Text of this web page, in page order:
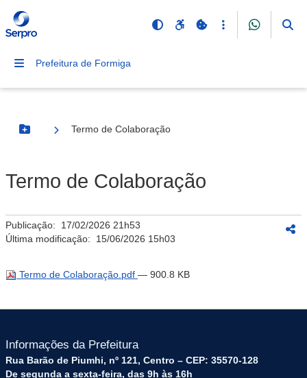
Prefeitura de Formiga
Botão Menu
Termo de Colaboração
Termo de Colaboração
Publicação: 17/02/2026 21h53
Última modificação: 15/06/2026 15h03
Termo de Colaboração.pdf — 900.8 KB
Informações da Prefeitura
Rua Barão de Piumhi, nº 121, Centro – CEP: 35570-128
De segunda a sexta-feira, das 9h às 16h